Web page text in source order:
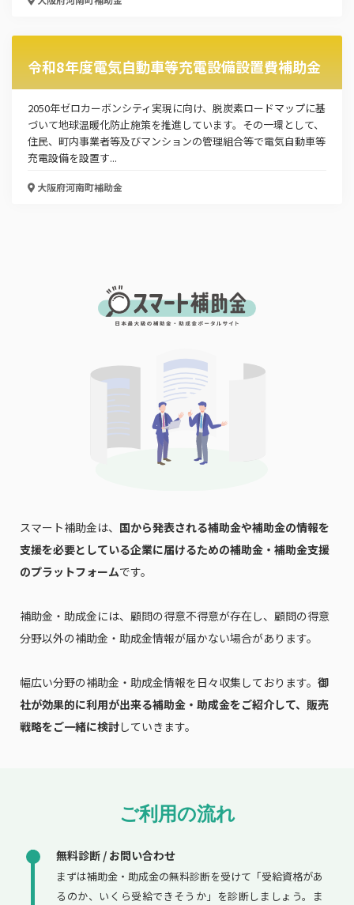
電話番号
「PDF資料ダウンロード」ボタンを押下した時点
で本サービスの
令和8年度電気自動車等充電設備設置費補助金
2050年ゼロカーボンシティ実現に向け、脱炭素ロードマップに基
づいて地球温暖化防止施策を推進しています。その一環として、
住民、町内事業者等及びマンションの管理組合等で電気自動車等
充電設備を設置す...
大阪府河南町補助金
スマート補助金は、 国から発表される補助金や補助金の情報を
支援を必要としている企業に届けるための補助金・補助金支援
のプラットフォームです。
補助金・助成金には、顧問の得意不得意が存在し、顧問の得意
分野以外の補助金・助成金情報が届かない場合があります。
幅広い分野の補助金・助成金情報を日々収集しております。 御
社が効果的に利用が出来る補助金・助成金をご紹介して、販売
戦略をご一緒に検討していきます。
ご利用の流れ
無料診断 / お問い合わせ
まずは補助金・助成金の無料診断を受けて「受給資格があ
るのか、いくら受給できそうか」を診断しましょう。ま